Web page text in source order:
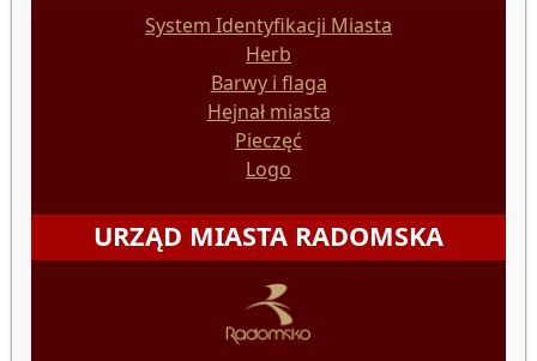
System Identyfikacji Miasta
Herb
Barwy i flaga
Hejnał miasta
Pieczęć
Logo
URZĄD MIASTA RADOMSKA